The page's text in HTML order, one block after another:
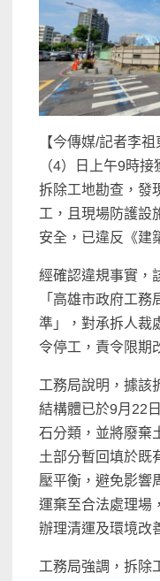
【今傳媒/記者李
（4）日上午9時
拆除工地勘查，發
工，且現場防護設
安全，已違反《建
經確認違規事實，
「高雄市政府工
準」，對承拆人裁
令停工，責令限期
工務局說明，據該
結構體已於9月22
石分類，並將廢棄
土部分暫回填於既
壓平衡，避免影響
運棄至合法處理場
辦理清運及環境改
工務局強調，拆除